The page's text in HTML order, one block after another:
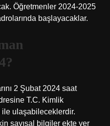
Öğretmenler 2024-2025
başlayacaklar.
2 Şubat 2024 saat
T.C. Kimlik
ile ulaşabileceklerdir.
sayısal bilgiler ekte yer